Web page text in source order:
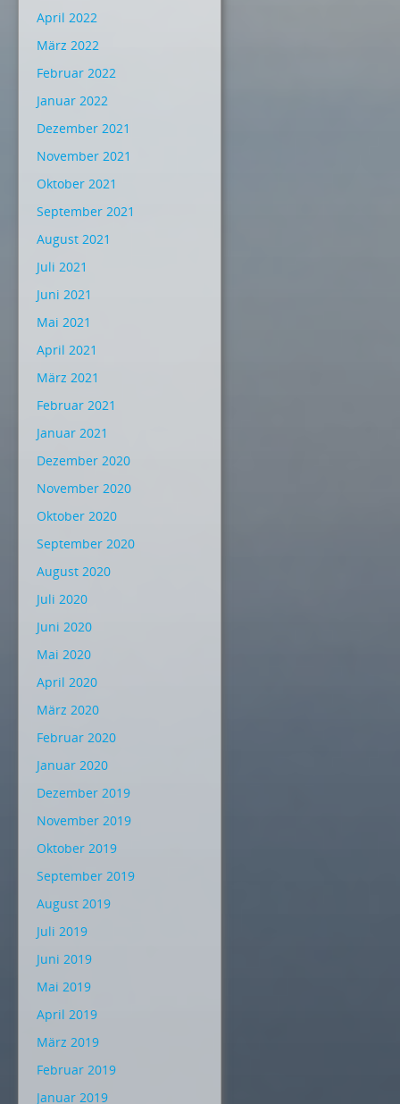
April 2022
März 2022
Februar 2022
Januar 2022
Dezember 2021
November 2021
Oktober 2021
September 2021
August 2021
Juli 2021
Juni 2021
Mai 2021
April 2021
März 2021
Februar 2021
Januar 2021
Dezember 2020
November 2020
Oktober 2020
September 2020
August 2020
Juli 2020
Juni 2020
Mai 2020
April 2020
März 2020
Februar 2020
Januar 2020
Dezember 2019
November 2019
Oktober 2019
September 2019
August 2019
Juli 2019
Juni 2019
Mai 2019
April 2019
März 2019
Februar 2019
Januar 2019